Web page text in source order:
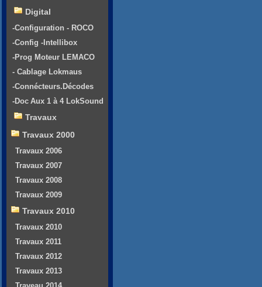
Digital
-Configuration - ROCO
-Config -Intellibox
-Prog Moteur LEMACO
- Cablage Lokmaus
-Connécteurs.Décodes
-Doc Aux 1 à 4 LokSound
Travaux
Travaux 2000
Travaux 2006
Travaux 2007
Travaux 2008
Travaux 2009
Travaux 2010
Travaux 2010
Travaux 2011
Travaux 2012
Travaux 2013